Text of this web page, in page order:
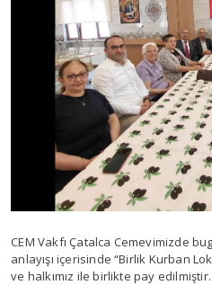
CEM Vakfı Çatalca Cemevimizde
anlayışı içerisinde “Birlik Kurban
ve halkımız ile birlikte pay edilmiştir.